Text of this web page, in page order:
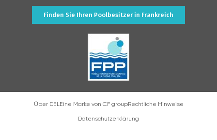
Finden Sie Ihren Poolbesitzer in Frankreich
Über DELEine Marke von CF groupRechtliche Hinweise
Datenschutzerklärung